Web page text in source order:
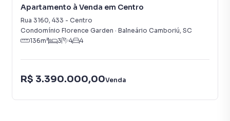
Apartamento à Venda em Centro
Rua 3160, 433 - Centro
Condomínio Florence Garden · Balneário Camboriú, SC
136m² 3 4 4
R$ 3.390.000,00Venda